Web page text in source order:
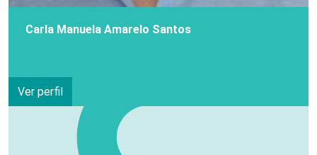
Carla Manuela Amarelo Santos
Ver perfil